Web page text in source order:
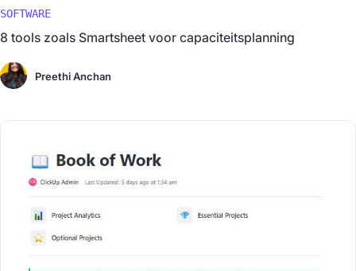
SOFTWARE
8 tools zoals Smartsheet voor capaciteitsplanning
Preethi Anchan